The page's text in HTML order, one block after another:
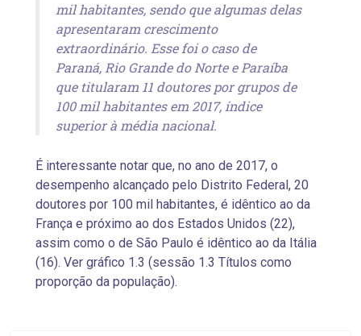
mil habitantes, sendo que algumas delas
apresentaram crescimento
extraordinário. Esse foi o caso de
Paraná, Rio Grande do Norte e Paraíba
que titularam 11 doutores por grupos de
100 mil habitantes em 2017, índice
superior à média nacional.
É interessante notar que, no ano de 2017, o
desempenho alcançado pelo Distrito Federal, 20
doutores por 100 mil habitantes, é idêntico ao da
França e próximo ao dos Estados Unidos (22),
assim como o de São Paulo é idêntico ao da Itália
(16). Ver gráfico 1.3 (sessão 1.3 Títulos como
proporção da população).